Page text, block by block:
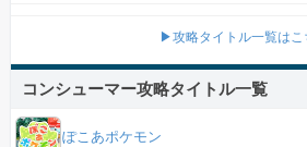
▶攻略タイトル一覧はこ
コンシューマー攻略タイトル一覧
ぽこあポケモン